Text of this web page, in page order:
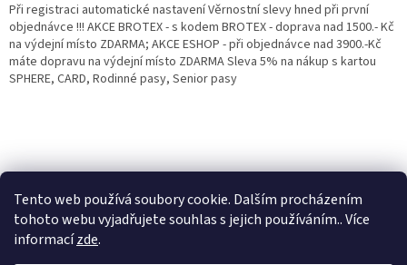
Tento web používá soubory cookie. Dalším procházením
tohoto webu vyjadřujete souhlas s jejich používáním.. Více
informacízde.
Při registraci automatické nastavení Věrnostní slevy hned při první
objednávce !!! AKCE BROTEX - s kodem BROTEX - doprava nad 1500.- Kč
na výdejní místo ZDARMA; AKCE ESHOP - při objednávce nad 3900.-Kč
máte dopravu na výdejní místo ZDARMA Sleva 5% na nákup s kartou
SPHERE, CARD, Rodinné pasy, Senior pasy